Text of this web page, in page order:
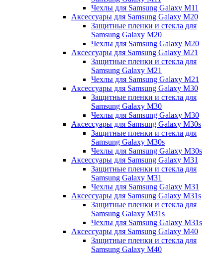
Чехлы для Samsung Galaxy M11
Аксессуары для Samsung Galaxy M20
Защитные пленки и стекла для
Samsung Galaxy M20
Чехлы для Samsung Galaxy M20
Аксессуары для Samsung Galaxy M21
Защитные пленки и стекла для
Samsung Galaxy M21
Чехлы для Samsung Galaxy M21
Аксессуары для Samsung Galaxy M30
Защитные пленки и стекла для
Samsung Galaxy M30
Чехлы для Samsung Galaxy M30
Аксессуары для Samsung Galaxy M30s
Защитные пленки и стекла для
Samsung Galaxy M30s
Чехлы для Samsung Galaxy M30s
Аксессуары для Samsung Galaxy M31
Защитные пленки и стекла для
Samsung Galaxy M31
Чехлы для Samsung Galaxy M31
Аксессуары для Samsung Galaxy M31s
Защитные пленки и стекла для
Samsung Galaxy M31s
Чехлы для Samsung Galaxy M31s
Аксессуары для Samsung Galaxy M40
Защитные пленки и стекла для
Samsung Galaxy M40